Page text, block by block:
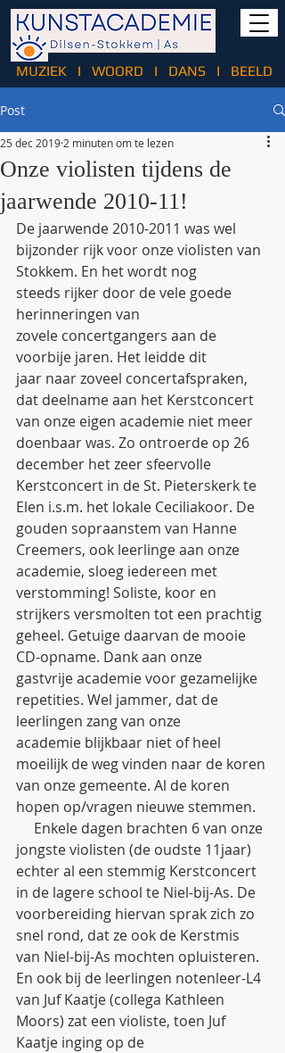
MUZIEK I WOORD I DANS I BEELD
Post
Onze violisten tijdens de
jaarwende 2010-11!
25 dec 2019 2 minuten om te lezen
De jaarwende 2010-2011 was wel
bijzonder rijk voor onze violisten van
Stokkem. En het wordt nog
steeds rijker door de vele goede
herinneringen van
zovele concertgangers aan de
voorbije jaren. Het leidde dit
jaar naar zoveel concertafspraken,
dat deelname aan het Kerstconcert
van onze eigen academie niet meer
doenbaar was. Zo ontroerde op 26
december het zeer sfeervolle
Kerstconcert in de St. Pieterskerk te
Elen i.s.m. het lokale Ceciliakoor. De
gouden sopraanstem van Hanne
Creemers, ook leerlinge aan onze
academie, sloeg iedereen met
verstomming! Soliste, koor en
strijkers versmolten tot een prachtig
geheel. Getuige daarvan de mooie
CD-opname. Dank aan onze
gastvrije academie voor gezamelijke
repetities. Wel jammer, dat de
leerlingen zang van onze
academie blijkbaar niet of heel
moeilijk de weg vinden naar de koren
van onze gemeente. Al de koren
hopen op/vragen nieuwe stemmen.
Enkele dagen brachten 6 van onze
jongste violisten (de oudste 11jaar)
echter al een stemmig Kerstconcert
in de lagere school te Niel-bij-As. De
voorbereiding hiervan sprak zich zo
snel rond, dat ze ook de Kerstmis
van Niel-bij-As mochten opluisteren.
En ook bij de leerlingen notenleer-L4
van Juf Kaatje (collega Kathleen
Moors) zat een violiste, toen Juf
Kaatje inging op de